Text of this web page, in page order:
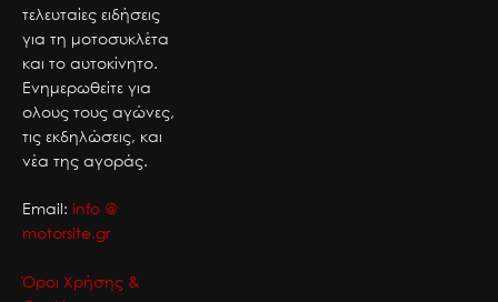
τελευταίες ειδήσεις
για τη μοτοσυκλέτα
και το αυτοκίνητο.
Ενημερωθείτε για
ολους τους αγώνες,
τις εκδηλώσεις, και
νέα της αγοράς.
Email: info @
motorsite.gr
Όροι Χρήσης &